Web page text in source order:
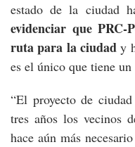
estado de la ciudad
evidenciar que PRC-
ruta para la ciudady
es el único que tiene
“El proyecto de
tres años los vecinos
hace aún más